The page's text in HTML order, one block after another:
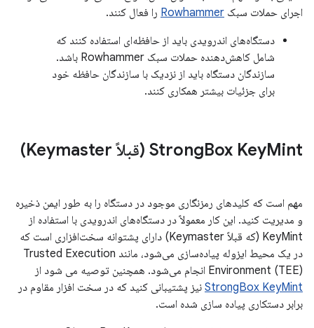
اجرای حملات سبک Rowhammer را فعال کنند.
دستگاه‌های اندرویدی باید از حافظه‌ای استفاده کنند که
شامل کاهش‌دهنده حملات سبک Rowhammer باشد.
سازندگان دستگاه باید از نزدیک با سازندگان حافظه خود
برای جزئیات بیشتر همکاری کنند.
StrongBox KeyMint (قبلاً Keymaster)
مهم است که کلیدهای رمزنگاری موجود در دستگاه را به طور ایمن ذخیره
و مدیریت کنید. این کار معمولاً در دستگاه‌های اندرویدی با استفاده از
KeyMint (که قبلاً Keymaster) دارای پشتوانه سخت‌افزاری است که
در یک محیط ایزوله پیاده‌سازی می‌شود، مانند Trusted Execution
Environment (TEE) انجام می‌شود. همچنین توصیه می شود از
StrongBox KeyMint نیز پشتیبانی کنید که در سخت افزار مقاوم در
برابر دستکاری پیاده سازی شده است.